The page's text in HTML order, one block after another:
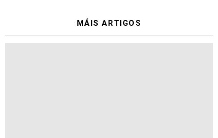
MÁIS ARTIGOS